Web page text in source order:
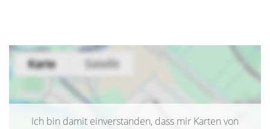
Ich bin damit einverstanden, dass mir Karten von